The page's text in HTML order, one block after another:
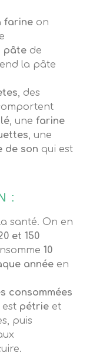
farine on
pâte de
la pâte
, des
, une farine
, une
de son qui est
:
santé. On en
et 150
10
année en
consommées
est pétrie et
puis